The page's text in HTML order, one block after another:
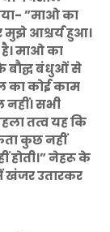
”माओ का
आश्चर्य हुआ।
है। माओ का
बौद्घ बंधुओं से
का कोई काम
नहीं। सभी
तत्व यह कि
कुछ नहीं
होती।” नेहरू के
खंजर उतारकर